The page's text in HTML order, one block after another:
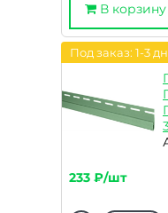
В корзину
Под заказ: 1-3
233 ₽/шт